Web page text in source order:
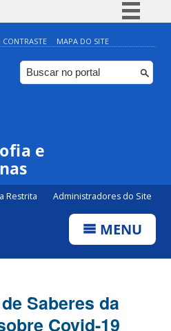
Simplifique!
Comunica BR
Participe
MAPA DO SITE
e
Restrita Administradores do Site
MENU
Saberes da
Covid-19